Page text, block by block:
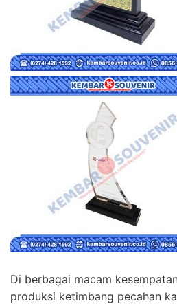
Di berbagai macam
produksi ketimbang pecahan